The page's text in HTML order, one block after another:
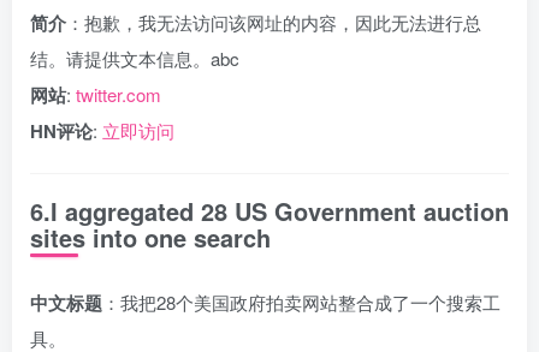
简介 ：抱歉，我无法访问该网址的内容，因此无法进行总
结。请提供文本信息。abc
网站: twitter.com
HN评论: 立即访问
6.I aggregated 28 US Government auction
sites into one search
中文标题 ：我把28个美国政府拍卖网站整合成了一个搜索工
具。